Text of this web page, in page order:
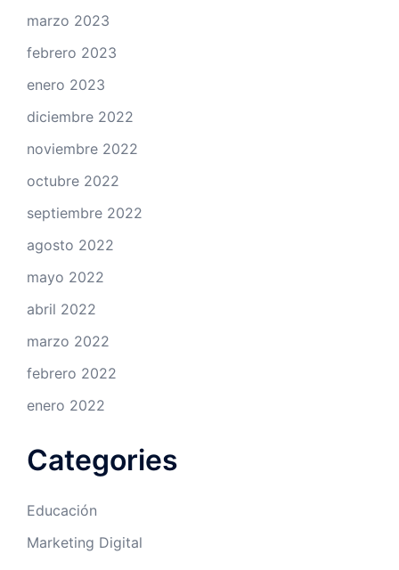
marzo 2023
febrero 2023
enero 2023
diciembre 2022
noviembre 2022
octubre 2022
septiembre 2022
agosto 2022
mayo 2022
abril 2022
marzo 2022
febrero 2022
enero 2022
Categories
Educación
Marketing Digital